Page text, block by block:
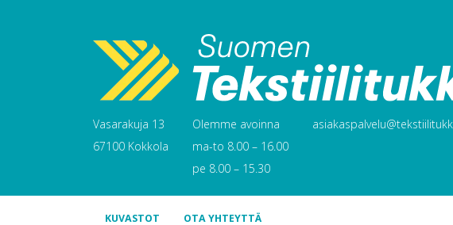
Vasarakuja 13
67100 Kokkola
Olemme avoinna
ma-to 8.00 – 16.00
pe 8.00 – 15.30
KUVASTOT OTA YHTEYTTÄ